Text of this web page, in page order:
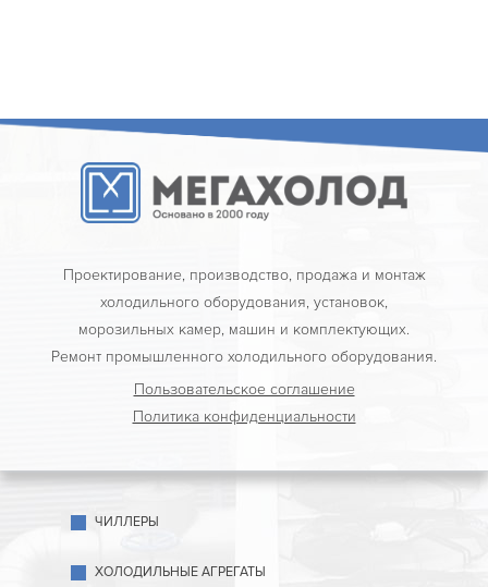
Проектирование, производство, продажа и монтаж
холодильного оборудования, установок,
морозильных камер, машин и комплектующих.
Ремонт промышленного холодильного оборудования.
Пользовательское соглашение
Политика конфиденциальности
ЧИЛЛЕРЫ
ХОЛОДИЛЬНЫЕ АГРЕГАТЫ